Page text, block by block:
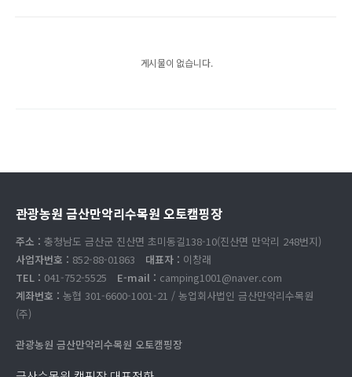
게시물이 없습니다.
관광농원 금산만악리수목원 오토캠핑장
주소 : 충청남도 금산군 진산면 초미동길138-10(진산면 만악리 248번지)
사업자번호 : 852-88-01863 대표자 : 이창래
TEL : 041-752-5525 E-mail : camping1001@naver.com
계좌번호 : 농협 301-6600-1001-21 / 농업회사법인 금산만악리수목원
(주)
관광농원 금산만악리수목원 오토캠핑장